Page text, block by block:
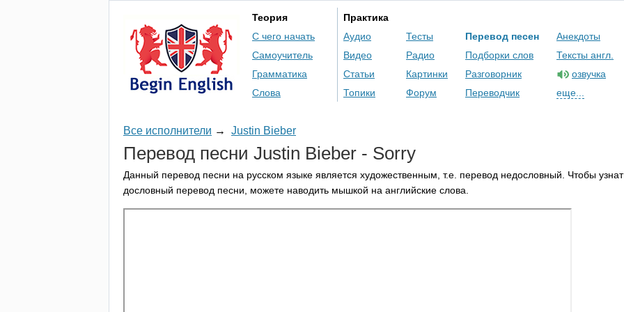
Теория
С чего начать
Самоучитель
Грамматика
Слова
Практика
Аудио
Видео
Статьи
Топики
Тесты
Радио
Картинки
Форум
Перевод песен
Подборки слов
Разговорник
Переводчик
Анекдоты
Тексты англ.
озвучка
еще...
Все исполнители → Justin Bieber
Перевод песни Justin Bieber - Sorry
Данный перевод песни на русском языке является художественным, т.е. перевод недословный. Чтобы
дословный перевод песни, можете наводить мышкой на английские слова.